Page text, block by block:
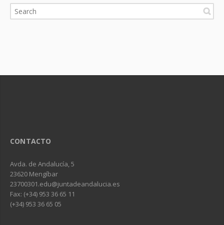
CONTACTO
Avda. de Andalucía, 5
23620 Mengíbar
23700301.edu@juntadeandalucia.es
Fax: (+34) 953 36 65 11
(+34) 953 36 65 05